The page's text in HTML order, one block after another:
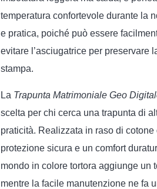
temperatura confortevole durante la
e pratica, poiché può essere
evitare l’asciugatrice per preservare
stampa.
La Trapunta Matrimoniale Geo
scelta per chi cerca una trapunta di
praticità. Realizzata in raso di
protezione sicura e un comfort
mondo in colore tortora aggiunge un
mentre la facile manutenzione ne fa